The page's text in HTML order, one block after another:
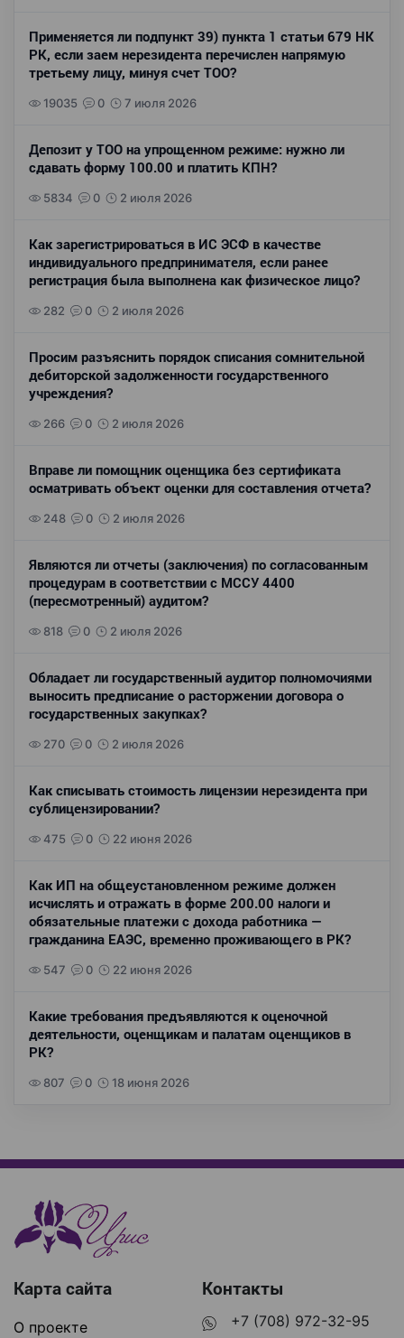
Применяется ли подпункт 39) пункта 1 статьи 679 НК
РК, если заем нерезидента перечислен напрямую
третьему лицу, минуя счет ТОО?
19035 0 7 июля 2026
Депозит у ТОО на упрощенном режиме: нужно ли
сдавать форму 100.00 и платить КПН?
5834 0 2 июля 2026
Как зарегистрироваться в ИС ЭСФ в качестве
индивидуального предпринимателя, если ранее
регистрация была выполнена как физическое лицо?
282 0 2 июля 2026
Просим разъяснить порядок списания сомнительной
дебиторской задолженности государственного
учреждения?
266 0 2 июля 2026
Вправе ли помощник оценщика без сертификата
осматривать объект оценки для составления отчета?
248 0 2 июля 2026
Являются ли отчеты (заключения) по согласованным
процедурам в соответствии с МССУ 4400
(пересмотренный) аудитом?
818 0 2 июля 2026
Обладает ли государственный аудитор полномочиями
выносить предписание о расторжении договора о
государственных закупках?
270 0 2 июля 2026
Как списывать стоимость лицензии нерезидента при
сублицензировании?
475 0 22 июня 2026
Как ИП на общеустановленном режиме должен
исчислять и отражать в форме 200.00 налоги и
обязательные платежи с дохода работника —
гражданина ЕАЭС, временно проживающего в РК?
547 0 22 июня 2026
Какие требования предъявляются к оценочной
деятельности, оценщикам и палатам оценщиков в
РК?
807 0 18 июня 2026
Карта сайта
О проекте
Контакты
+7 (708) 972-32-95